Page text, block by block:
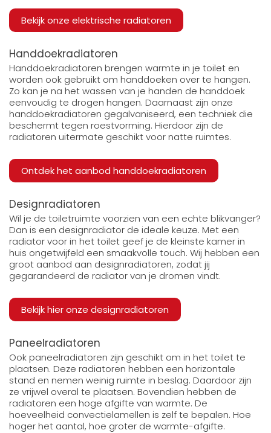
Bekijk onze elektrische radiatoren
Handdoekradiatoren
Handdoekradiatoren brengen warmte in je toilet en
worden ook gebruikt om handdoeken over te hangen.
Zo kan je na het wassen van je handen de handdoek
eenvoudig te drogen hangen. Daarnaast zijn onze
handdoekradiatoren gegalvaniseerd, een techniek die
beschermt tegen roestvorming. Hierdoor zijn de
radiatoren uitermate geschikt voor natte ruimtes.
Ontdek het aanbod handdoekradiatoren
Designradiatoren
Wil je de toiletruimte voorzien van een echte blikvanger?
Dan is een designradiator de ideale keuze. Met een
radiator voor in het toilet geef je de kleinste kamer in
huis ongetwijfeld een smaakvolle touch. Wij hebben een
groot aanbod aan designradiatoren, zodat jij
gegarandeerd de radiator van je dromen vindt.
Bekijk hier onze designradiatoren
Paneelradiatoren
Ook paneelradiatoren zijn geschikt om in het toilet te
plaatsen. Deze radiatoren hebben een horizontale
stand en nemen weinig ruimte in beslag. Daardoor zijn
ze vrijwel overal te plaatsen. Bovendien hebben de
radiatoren een hoge afgifte van warmte. De
hoeveelheid convectielamellen is zelf te bepalen. Hoe
hoger het aantal, hoe groter de warmte-afgifte.